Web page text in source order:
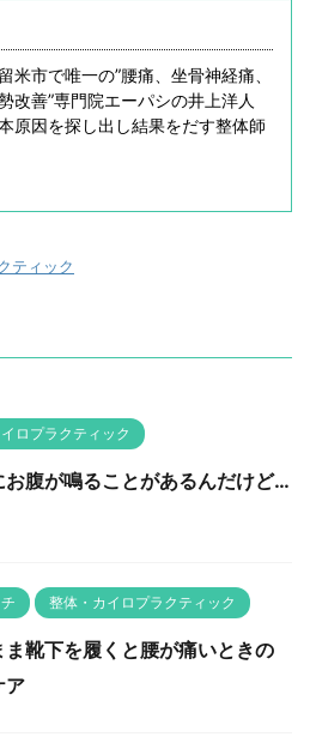
米市で唯一の”腰痛、坐骨神経痛、
改善”専門院エーパシの井上洋人
原因を探し出し結果をだす整体師
ティック
ロプラクティック
お腹が鳴ることがあるんだけど…
整体・カイロプラクティック
ま靴下を履くと腰が痛いときの
ア